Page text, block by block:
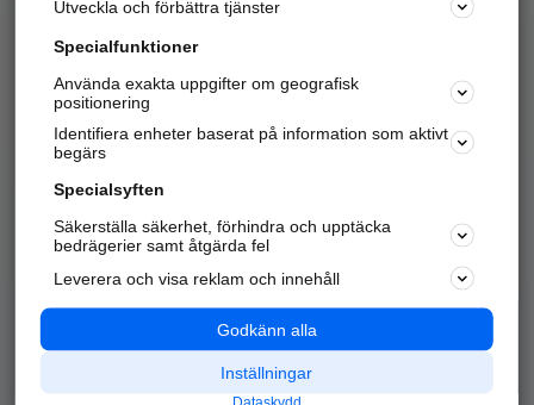
Marknadsför företaget
Kom igång och annonsera mot
samarbetspartners nära dig.
Alla kategorier
Populära sökningar
API & Kartor
Annonsera
Integritet
Nödnummer
Utveckla och förbättra tjänster
Specialfunktioner
Använda exakta uppgifter om geografisk
positionering
Identifiera enheter baserat på information som aktivt
begärs
Specialsyften
Säkerställa säkerhet, förhindra och upptäcka
bedrägerier samt åtgärda fel
Leverera och visa reklam och innehåll
Godkänn alla
Inställningar
Dataskydd